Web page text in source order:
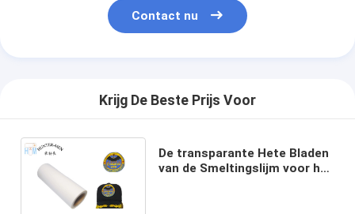
Contact nu
Krijg De Beste Prijs Voor
De transparante Hete Bladen
van de Smeltingslijm voor het